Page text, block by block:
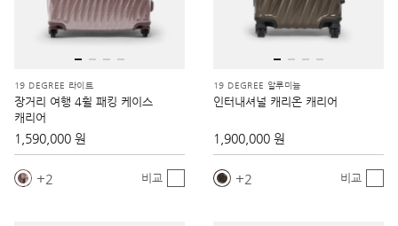
19 DEGREE 라이트
장거리 여행 4휠 패킹 케이스
캐리어
1,590,000 원
2 비교
19 DEGREE 알루미늄
인터내셔널 캐리온 캐리어
1,900,000 원
2 비교